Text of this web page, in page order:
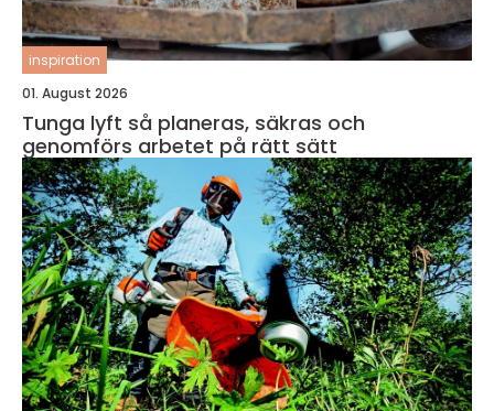
inspiration
01. August 2026
Tunga lyft så planeras, säkras och
genomförs arbetet på rätt sätt